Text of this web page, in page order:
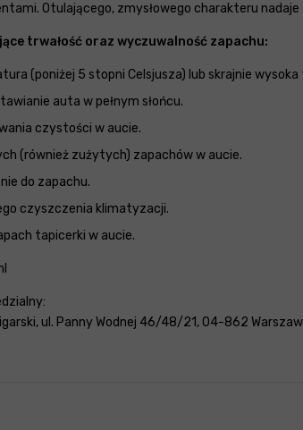
Otulającego, zmysłowego charakteru
trwałość oraz wyczuwalność zapachu:
(poniżej 5 stopni Celsjusza) lub skrajnie
auta w pełnym słońcu.
czystości w aucie.
(również zużytych) zapachów w aucie.
do zapachu.
czyszczenia klimatyzacji.
tapicerki w aucie.
ul. Panny Wodnej 46/48/21, 04-862